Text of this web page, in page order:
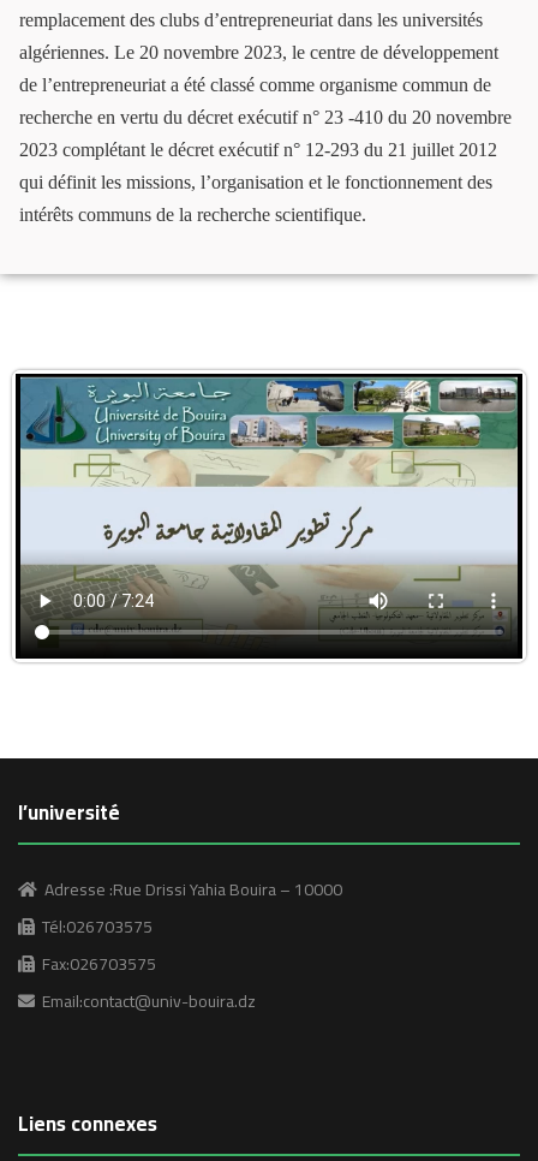
remplacement des clubs d’entrepreneuriat dans les universités
algériennes. Le 20 novembre 2023, le centre de développement
de l’entrepreneuriat a été classé comme organisme commun de
recherche en vertu du décret exécutif n° 23 -410 du 20 novembre
2023 complétant le décret exécutif n° 12-293 du 21 juillet 2012
qui définit les missions, l’organisation et le fonctionnement des
intérêts communs de la recherche scientifique.
l’université
Adresse :Rue Drissi Yahia Bouira – 10000
Tél:026703575
Fax:026703575
Email:contact@univ-bouira.dz
Liens connexes